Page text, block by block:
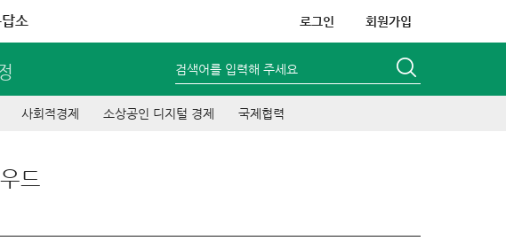
소 로그인 회원가입
검색어를 입력해 주세요
사회적경제 소상공인 디지털 경제 국제협력
드